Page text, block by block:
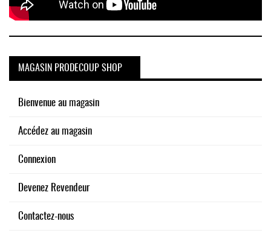
MAGASIN PRODECOUP SHOP
Bienvenue au magasin
Accédez au magasin
Connexion
Devenez Revendeur
Contactez-nous